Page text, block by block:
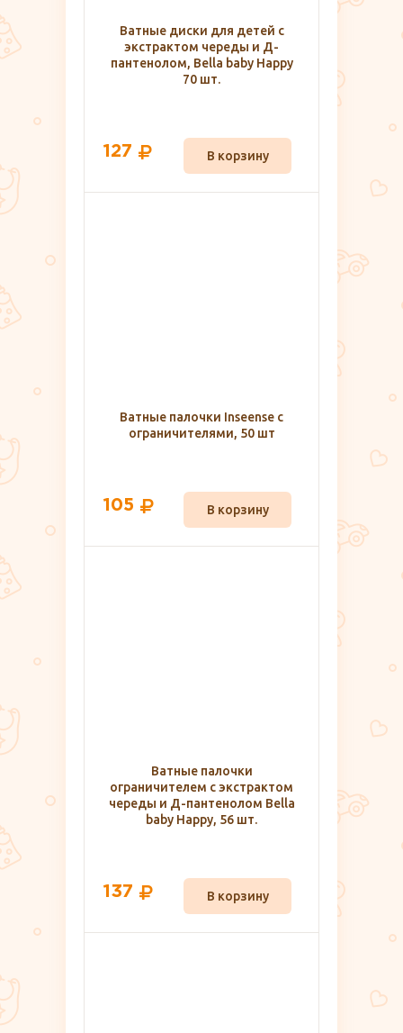
Ватные диски для детей с
экстрактом череды и Д-
пантенолом, Bella baby Happy
70 шт.
127 В корзину
Ватные палочки Inseense с
ограничителями, 50 шт
105 В корзину
Ватные палочки
ограничителем с экстрактом
череды и Д-пантенолом Bella
baby Happy, 56 шт.
137 В корзину